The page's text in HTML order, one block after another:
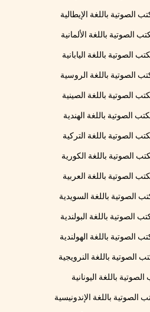
الصوتية باللغة الإيطالية
الصوتية باللغة الألمانية
الصوتية باللغة اليابانية
الصوتية باللغة الروسية
الصوتية باللغة الصينية
الصوتية باللغة الهندية
الصوتية باللغة التركية
الصوتية باللغة الكورية
الصوتية باللغة العربية
الصوتية باللغة السويدية
الصوتية باللغة البولندية
الصوتية باللغة الهولندية
الصوتية باللغة النرويجية
باللغة اليونانية
الصوتية باللغة الإندونيسية